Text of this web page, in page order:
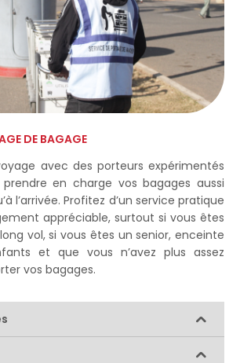
DE BAGAGE
avec des porteurs expérimentés
en charge vos bagages aussi
l’arrivée. Profitez d’un service pratique
appréciable, surtout si vous êtes
vol, si vous êtes un senior, enceinte
et que vous n’avez plus assez
vos bagages.